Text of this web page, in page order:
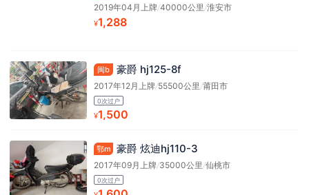
2019年04月上牌/40000公里 /淮安市
¥1,288
闽b 豪爵 hj125-8f
2017年12月上牌/55500公里 /莆田市
0次过户
¥1,500
鄂m 豪爵 炫迪hj110-3
2017年09月上牌/35000公里 /仙桃市
0次过户